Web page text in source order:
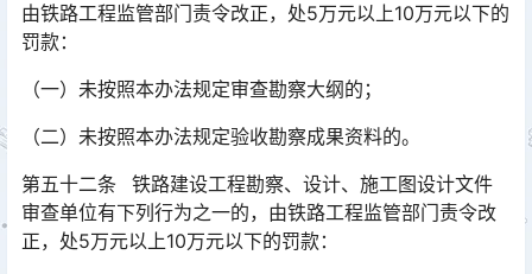
由铁路工程监管部门责令改正，处5万元以上10万元以下的
罚款：
（一）未按照本办法规定审查勘察大纲的；
（二）未按照本办法规定验收勘察成果资料的。
第五十二条 铁路建设工程勘察、设计、施工图设计文件
审查单位有下列行为之一的，由铁路工程监管部门责令改
正，处5万元以上10万元以下的罚款：